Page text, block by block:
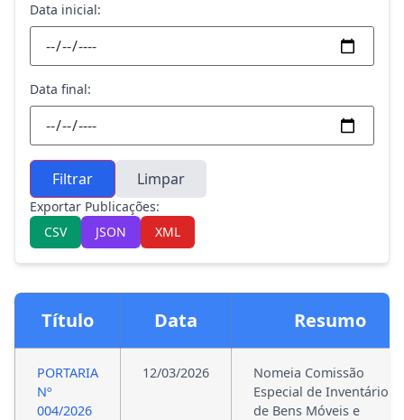
Data inicial:
Data final:
Filtrar Limpar
Exportar Publicações:
CSV
JSON XML
Título Data Resumo
PORTARIA
Nº
004/2026
12/03/2026
Nomeia Comissão
Especial de Inventário
de Bens Móveis e